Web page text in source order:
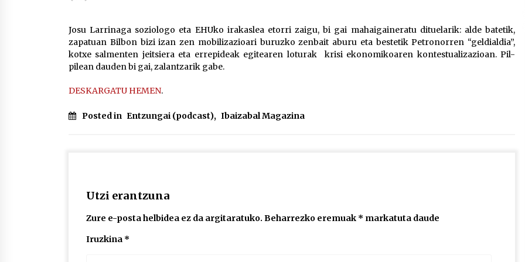
POTTO: San Pedro jaietako bertso-
saioa
2026/07/09
Larunbatean Plentziako Itsas
Martxa ospatuko da
2026/07/03
Josu Larrinaga soziologo eta EHUko irakaslea etorri zaigu, bi gai mahaigaineratu dituelarik: alde batetik,
zapatuan Bilbon bizi izan zen mobilizazioari buruzko zenbait aburu eta bestetik Petronorren “geldialdia”,
kotxe salmenten jeitsiera eta errepideak egitearen loturak krisi ekonomikoaren kontestualizazioan. Pil-
pilean dauden bi gai, zalantzarik gabe.
DESKARGATU HEMEN.
Posted in Entzungai (podcast), Ibaizabal Magazina
Utzi erantzuna
Zure e-posta helbidea ez da argitaratuko. Beharrezko eremuak * markatuta daude
Iruzkina *